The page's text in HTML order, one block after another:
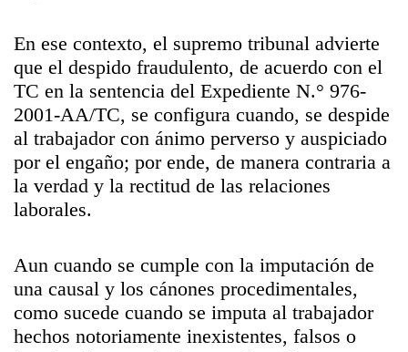
En ese contexto, el supremo tribunal advierte
que el despido fraudulento, de acuerdo con el
TC en la sentencia del Expediente N.° 976-
2001-AA/TC, se configura cuando, se despide
al trabajador con ánimo perverso y auspiciado
por el engaño; por ende, de manera contraria a
la verdad y la rectitud de las relaciones
laborales.
Aun cuando se cumple con la imputación de
una causal y los cánones procedimentales,
como sucede cuando se imputa al trabajador
hechos notoriamente inexistentes, falsos o